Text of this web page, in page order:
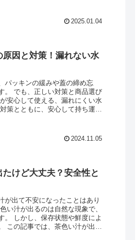
2025.01.04
因と対策！漏れない水
パッキンの緩みや蓋の締め忘
選び
2024.11.05
けど大丈夫？安全性と
が出て不安になったことはあり
によ